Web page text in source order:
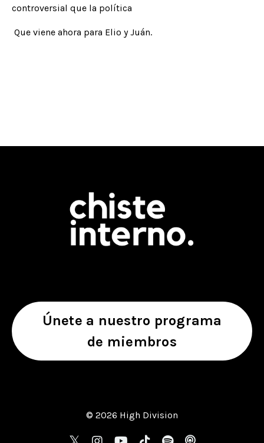
controversial que la política
Que viene ahora para Elio y Juán.
Únete a nuestro programa
de miembros
© 2026 High Division